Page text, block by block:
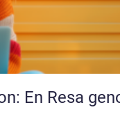
En Resa